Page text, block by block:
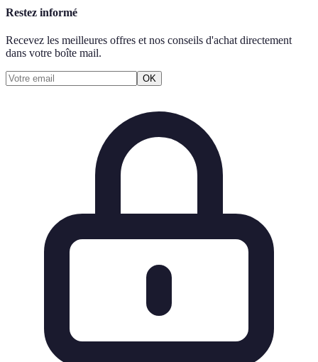
Restez informé
Recevez les meilleures offres et nos conseils d'achat directement
dans votre boîte mail.
OK